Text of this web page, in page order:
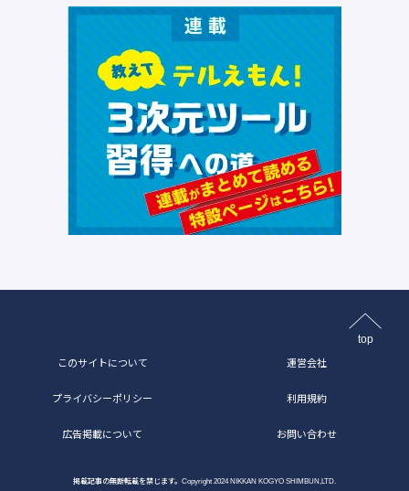
top
このサイトについて 運営会社
プライバシーポリシー 利用規約
広告掲載について お問い合わせ
掲載記事の無断転載を禁じます。Copyright 2024 NIKKAN KOGYO SHIMBUN,LTD.